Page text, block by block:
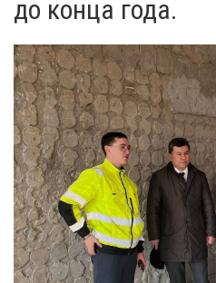
до конца года.